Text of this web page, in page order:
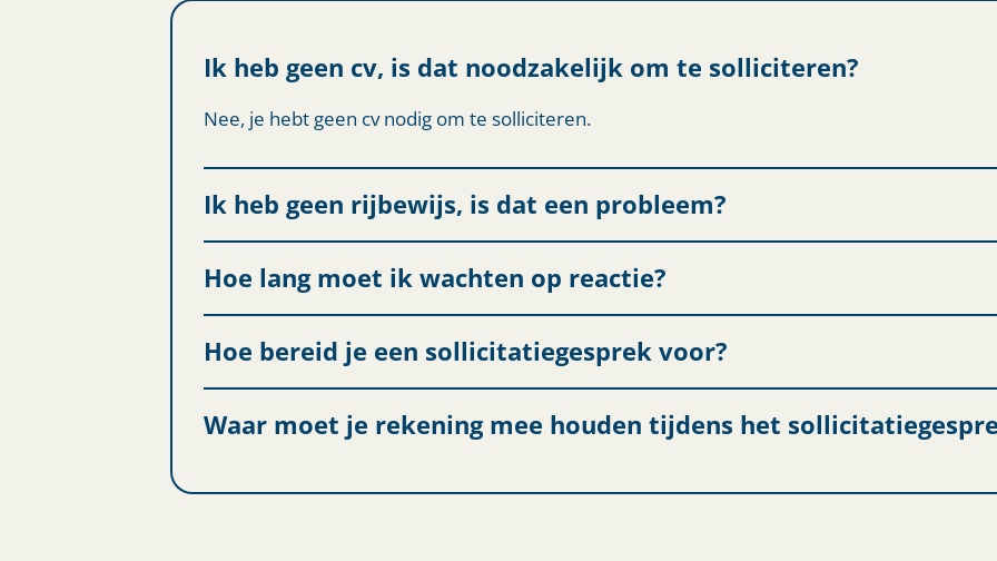
Ik heb geen cv, is dat noodzakelijk om te solliciteren?
Nee, je hebt geen cv nodig om te solliciteren.
Ik heb geen rijbewijs, is dat een probleem?
Hoe lang moet ik wachten op reactie?
Hoe bereid je een sollicitatiegesprek voor?
Waar moet je rekening mee houden tijdens het